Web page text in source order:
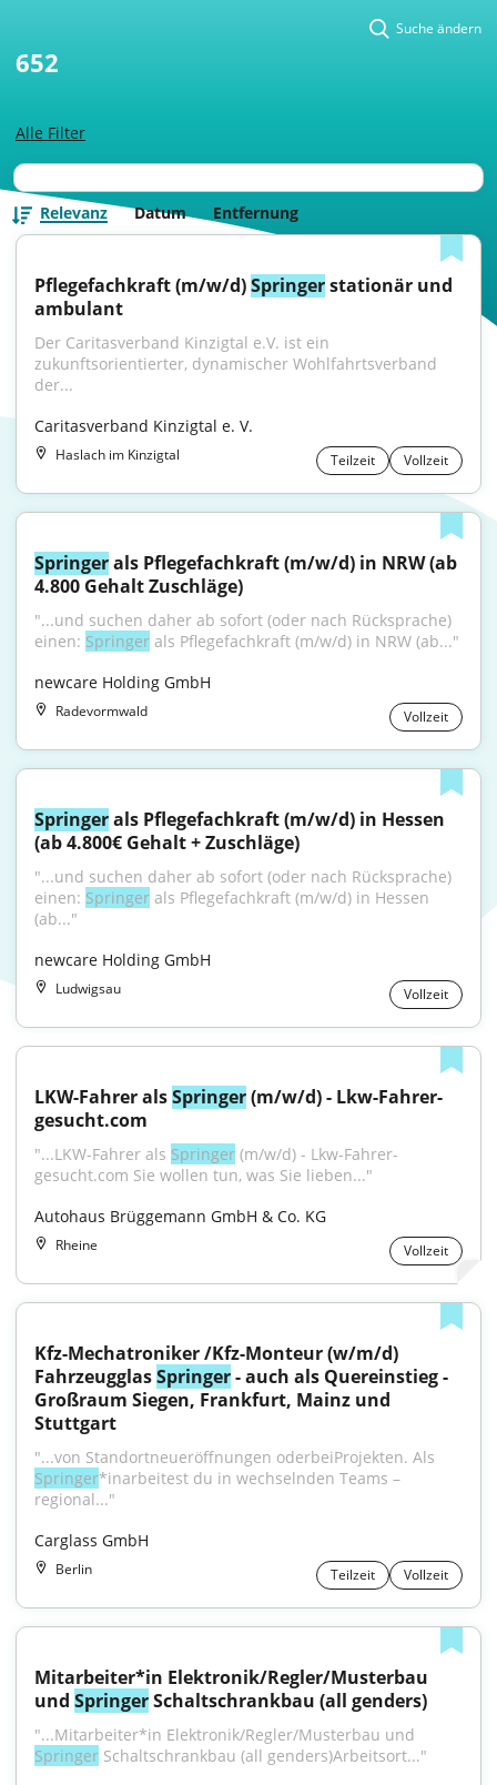
Alle Filter
Suche ändern
652
Relevanz Datum Entfernung
Pflegefachkraft (m/w/d) Springer stationär und
ambulant
Der Caritasverband Kinzigtal e.V. ist ein
zukunftsorientierter, dynamischer Wohlfahrtsverband
der...
Caritasverband Kinzigtal e. V.
Haslach im Kinzigtal Teilzeit Vollzeit
Springer als Pflegefachkraft (m/w/d) in NRW (ab
4.800 Gehalt Zuschläge)
"...und suchen daher ab sofort (oder nach Rücksprache)
einen: Springer als Pflegefachkraft (m/w/d) in NRW (ab..."
newcare Holding GmbH
Radevormwald Vollzeit
Springer als Pflegefachkraft (m/w/d) in Hessen
(ab 4.800€ Gehalt + Zuschläge)
"...und suchen daher ab sofort (oder nach Rücksprache)
einen: Springer als Pflegefachkraft (m/w/d) in Hessen
(ab..."
newcare Holding GmbH
Ludwigsau Vollzeit
LKW-Fahrer als Springer (m/w/d) - Lkw-Fahrer-
gesucht.com
"...LKW-Fahrer als Springer (m/w/d) - Lkw-Fahrer-
gesucht.com Sie wollen tun, was Sie lieben..."
Autohaus Brüggemann GmbH & Co. KG
Rheine Vollzeit
Kfz-Mechatroniker /Kfz-Monteur (w/m/d)
Fahrzeugglas Springer - auch als Quereinstieg -
Großraum Siegen, Frankfurt, Mainz und
Stuttgart
Springer*inarbeitest du in wechselnden Teams –
regional..."
Carglass GmbH
Berlin Teilzeit Vollzeit
Mitarbeiter*in Elektronik/Regler/Musterbau
und Springer Schaltschrankbau (all genders)
Springer Schaltschrankbau (all genders)Arbeitsort..."